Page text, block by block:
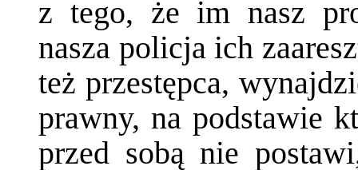
z tego, że im nasz
nasza policja ich
też przestępca,
prawny, na podstawie
przed sobą nie